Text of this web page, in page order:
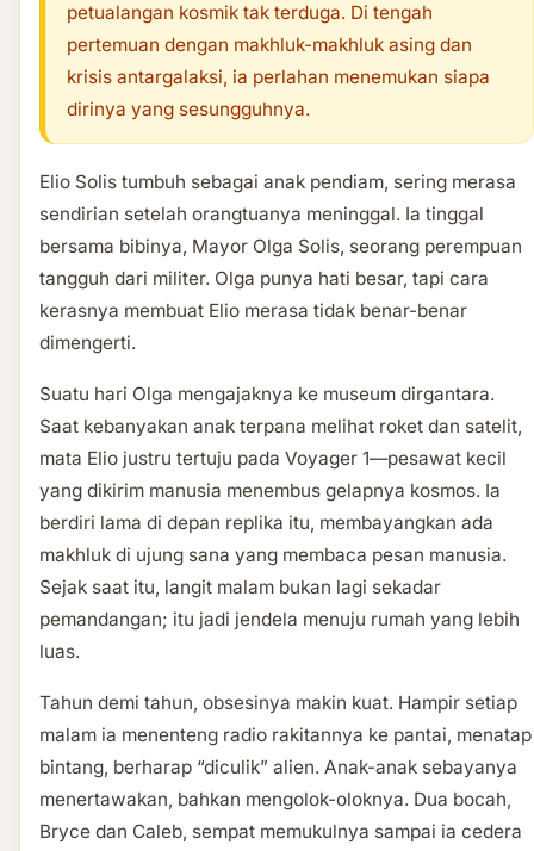
petualangan kosmik tak terduga. Di tengah
pertemuan dengan makhluk-makhluk asing dan
krisis antargalaksi, ia perlahan menemukan siapa
dirinya yang sesungguhnya.
Elio Solis tumbuh sebagai anak pendiam, sering merasa
sendirian setelah orangtuanya meninggal. Ia tinggal
bersama bibinya, Mayor Olga Solis, seorang perempuan
tangguh dari militer. Olga punya hati besar, tapi cara
kerasnya membuat Elio merasa tidak benar-benar
dimengerti.
Suatu hari Olga mengajaknya ke museum dirgantara.
Saat kebanyakan anak terpana melihat roket dan satelit,
mata Elio justru tertuju pada Voyager 1—pesawat kecil
yang dikirim manusia menembus gelapnya kosmos. Ia
berdiri lama di depan replika itu, membayangkan ada
makhluk di ujung sana yang membaca pesan manusia.
Sejak saat itu, langit malam bukan lagi sekadar
pemandangan; itu jadi jendela menuju rumah yang lebih
luas.
Tahun demi tahun, obsesinya makin kuat. Hampir setiap
malam ia menenteng radio rakitannya ke pantai, menatap
bintang, berharap “diculik” alien. Anak-anak sebayanya
menertawakan, bahkan mengolok-oloknya. Dua bocah,
Bryce dan Caleb, sempat memukulnya sampai ia cedera